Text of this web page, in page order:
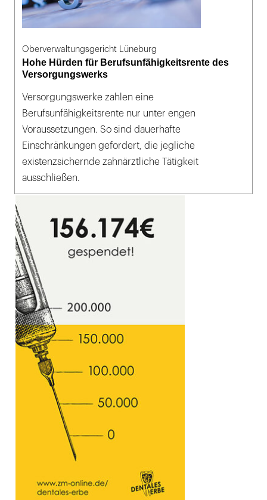
Oberverwaltungsgericht Lüneburg
Hohe Hürden für Berufsunfähigkeitsrente des
Versorgungswerks
Versorgungswerke zahlen eine
Berufsunfähigkeitsrente nur unter engen
Voraussetzungen. So sind dauerhafte
Einschränkungen gefordert, die jegliche
existenzsichernde zahnärztliche Tätigkeit
ausschließen.